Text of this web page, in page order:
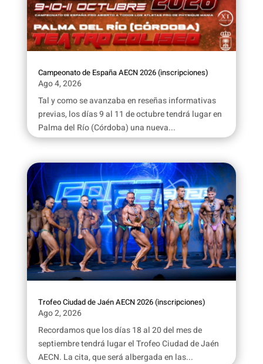
Campeonato de España AECN 2026 (inscripciones)
Ago 4, 2026
Tal y como se avanzaba en reseñas informativas
previas, los días 9 al 11 de octubre tendrá lugar en
Palma del Río (Córdoba) una nueva...
Trofeo Ciudad de Jaén AECN 2026 (inscripciones)
Ago 2, 2026
Recordamos que los días 18 al 20 del mes de
septiembre tendrá lugar el Trofeo Ciudad de Jaén
AECN. La cita, que será albergada en las...